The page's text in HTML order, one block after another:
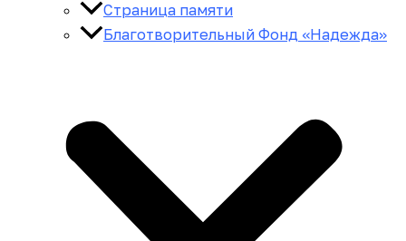
Страница памяти
Благотворительный Фонд «Надежда»